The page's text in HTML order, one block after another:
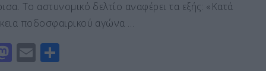
n ίτ
Το αστυνομικό δελτίο αναφέρει τα εξής: «Κατά
ποδοσφαιρικού αγώνα …
M E